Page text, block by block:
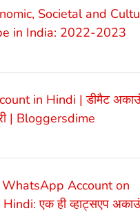
Societal and
in India: 2022-2023
in Hindi | डीमैट
| Bloggersdime
Account on
एक ही व्हाट्सएप